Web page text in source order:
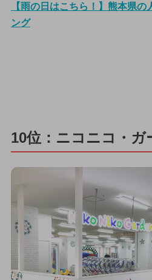
【雨の日はこちら！】熊本県
ング
10位：ニコニコ・ガ